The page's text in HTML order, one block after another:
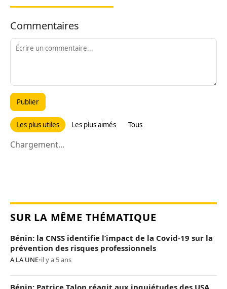
Commentaires
Publier
Les plus utiles Les plus aimés Tous
Chargement...
SUR LA MÊME THÉMATIQUE
Bénin: la CNSS identifie l’impact de la Covid-19 sur la
prévention des risques professionnels
A LA UNE•il y a 5 ans